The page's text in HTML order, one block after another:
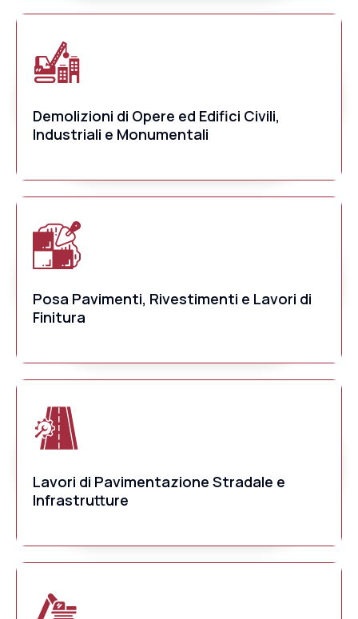
Demolizioni di Opere ed Edifici Civili,
Industriali e Monumentali
Posa Pavimenti, Rivestimenti e Lavori di
Finitura
Lavori di Pavimentazione Stradale e
Infrastrutture